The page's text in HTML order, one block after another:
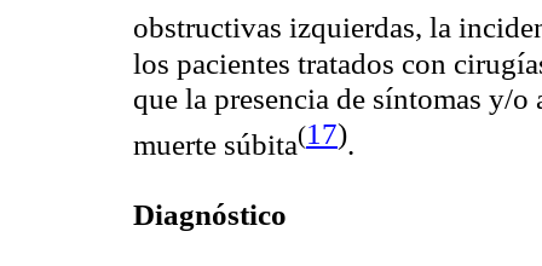
obstructivas izquierdas, la
los pacientes tratados con
que la presencia de síntomas y/
muerte súbita(17).
Diagnóstico